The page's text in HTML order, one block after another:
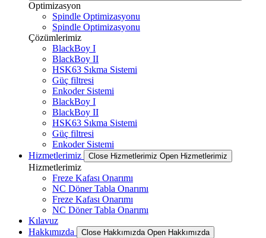
Optimizasyon
Spindle Optimizasyonu
Spindle Optimizasyonu
Çözümlerimiz
BlackBoy I
BlackBoy II
HSK63 Sıkma Sistemi
Güç filtresi
Enkoder Sistemi
BlackBoy I
BlackBoy II
HSK63 Sıkma Sistemi
Güç filtresi
Enkoder Sistemi
Hizmetlerimiz
Close Hizmetlerimiz Open Hizmetlerimiz
Hizmetlerimiz
Freze Kafası Onarımı
NC Döner Tabla Onarımı
Freze Kafası Onarımı
NC Döner Tabla Onarımı
Kılavuz
Hakkımızda
Close Hakkımızda Open Hakkımızda